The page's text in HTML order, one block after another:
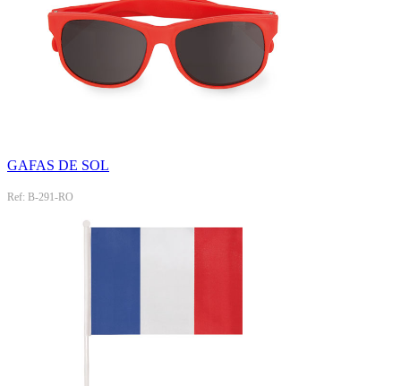
GAFAS DE SOL
Ref: B-291-RO